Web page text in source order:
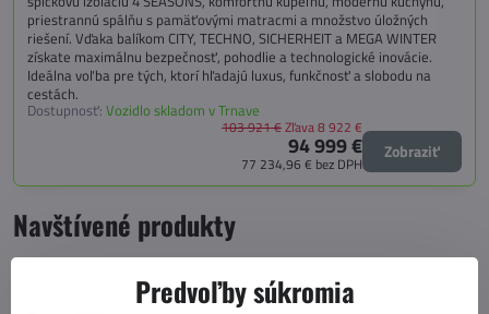
priestrannú spálňu s pamäťovými matracmi a množstvo úložných
riešení. Vďaka balíkom CITY, TECHNO, SICHERHEIT a MEGA WINTER
získate maximálnu bezpečnosť, pohodlie a technologické inovácie.
Ideálna voľba pre tých, ktorí hľadajú luxus, funkčnosť a slobodu na
cestách.
Dostupnosť: Vozidlo skladom v Trnave
94 999 €
77 234,96 € bez DPH
103 921 €Zľava 8 922 €
Zobraziť
Navštívené produkty
Predvoľby súkromia